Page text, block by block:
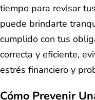
tiempo para revisar
puede brindarte
cumplido con tus
correcta y eficiente,
estrés financiero y
Cómo Prevenir